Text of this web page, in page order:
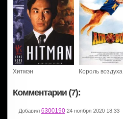
Хитмэн Король воздуха
Комментарии (7):
Добавил 6300190 24 ноября 2020 18:33